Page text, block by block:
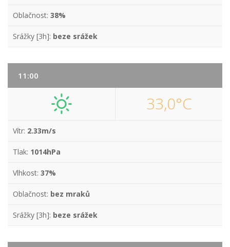
Oblačnost: 38%
Srážky [3h]: beze srážek
11:00
33,0°C
Vítr: 2.33m/s
Tlak: 1014hPa
Vlhkost: 37%
Oblačnost: bez mraků
Srážky [3h]: beze srážek